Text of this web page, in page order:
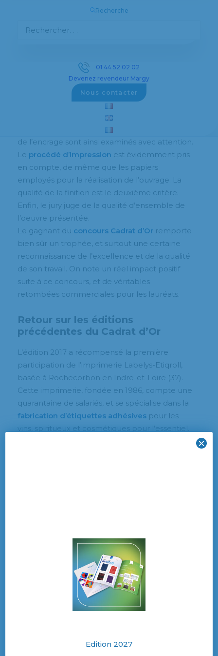
Recherche
01 44 52 02 02
Devenez revendeur Margy
Nous contacter
différents. La condition essentielle est que ces
après le 1er janvier 2017.
anonymement. Le jury, composé de
professionnels des arts graphiques et de
personnalités des industries graphiques, prête
attention à trois critères. Tout d’abord, la qualité
d’impression : l’absence de salissures, la
netteté, l’équilibre des couleurs, la régularité
de l’encrage sont ainsi examinés avec attention.
Le procédé d’impression est évidemment pris
en compte, de même que les papiers
employés pour la réalisation de l’ouvrage. La
qualité de la finition est le deuxième critère.
Enfin, le jury juge de la qualité d’ensemble de
l’oeuvre présentée.
Le gagnant du concours Cadrat d’Or remporte
bien sûr un trophée, et surtout une certaine
reconnaissance de l’excellence et de la qualité
de son travail. On note un réel impact positif
suite à ce concours, et de véritables
retombées commerciales pour les lauréats.
Retour sur les éditions
précédentes du Cadrat d’Or
L’édition 2017 a récompensé la première
participation de l’imprimerie Labelys-Etiqroll,
basée à Rochecorbon en Indre-et-Loire (37).
Cette imprimerie, fondée en 1986, compte une
quarantaine de salariés, et se spécialise dans la
fabrication d’étiquettes adhésives pour les
vins, spiritueux et cosmétiques pour l’essentiel.
dossier composé d’étiquettes adhésives d’une
technique et d’un savoir-faire irréprochables.
C’était la deuxième fois que le concours
récompensait un imprimeur d’étiquettes.
Pour cette nouvelle édition du concours du
d’inscription sont consultables sur le site
Edition 2027
×